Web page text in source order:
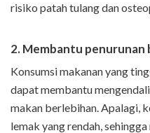
risiko patah tulang dan
2. Membantu penurunan
Konsumsi makanan yang
dapat membantu
makan berlebihan. Apalagi,
lemak yang rendah,